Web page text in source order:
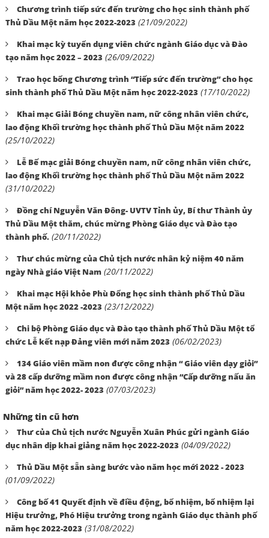
Chương trình tiếp sức đến trường cho học sinh thành phố
Thủ Dầu Một năm học 2022-2023 (21/09/2022)
Khai mạc kỳ tuyển dụng viên chức ngành Giáo dục và Đào
tạo năm học 2022 – 2023 (26/09/2022)
Trao học bổng Chương trình “Tiếp sức đến trường” cho học
sinh thành phố Thủ Dầu Một năm học 2022-2023 (17/10/2022)
Khai mạc Giải Bóng chuyền nam, nữ công nhân viên chức,
lao động Khối trường học thành phố Thủ Dầu Một năm 2022
(25/10/2022)
Lễ Bế mạc giải Bóng chuyền nam, nữ công nhân viên chức,
lao động Khối trường học thành phố Thủ Dầu Một năm 2022
(31/10/2022)
Đồng chí Nguyễn Văn Đông- UVTV Tỉnh ủy, Bí thư Thành ủy
Thủ Dầu Một thăm, chúc mừng Phòng Giáo dục và Đào tạo
thành phố. (20/11/2022)
Thư chúc mừng của Chủ tịch nước nhân kỷ niệm 40 năm
ngày Nhà giáo Việt Nam (20/11/2022)
Khai mạc Hội khỏe Phù Đổng học sinh thành phố Thủ Dầu
Một năm học 2022 -2023 (23/12/2022)
Chi bộ Phòng Giáo dục và Đào tạo thành phố Thủ Dầu Một tổ
chức Lễ kết nạp Đảng viên mới năm 2023 (06/02/2023)
134 Giáo viên mầm non được công nhận “ Giáo viên dạy giỏi”
và 28 cấp dưỡng mầm non được công nhận “Cấp dưỡng nấu ăn
giỏi” năm học 2022- 2023 (07/03/2023)
Những tin cũ hơn
Thư của Chủ tịch nước Nguyễn Xuân Phúc gửi ngành Giáo
dục nhân dịp khai giảng năm học 2022-2023 (04/09/2022)
Thủ Dầu Một sẵn sàng bước vào năm học mới 2022 - 2023
(01/09/2022)
Công bố 41 Quyết định về điều động, bổ nhiệm, bổ nhiệm lại
Hiệu trưởng, Phó Hiệu trưởng trong ngành Giáo dục thành phố
năm học 2022-2023 (31/08/2022)